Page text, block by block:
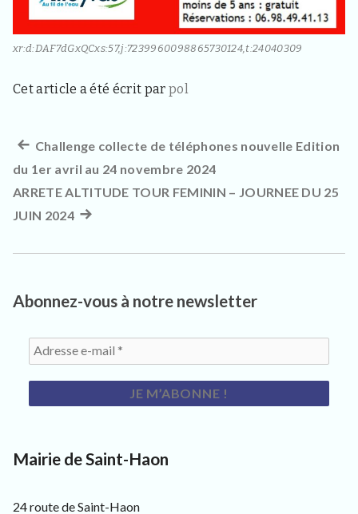
3
4
0
o
l
e
s
a
b
a
s
v
s
e
s
e
c
xr:d:DAF7dGxQCxs:57,j:7239960098865730124,t:24040309
Cet article a été écrit par pol
Navigation
de
l’article
Article
précédent :
Challenge collecte de téléphones nouvelle Edition
du 1er avril au 24 novembre 2024
ARRETE ALTITUDE TOUR FEMININ – JOURNEE DU 25
JUIN 2024Article
Abonnez-vous à notre newsletter
Mairie de Saint-Haon
24 route de Saint-Haon